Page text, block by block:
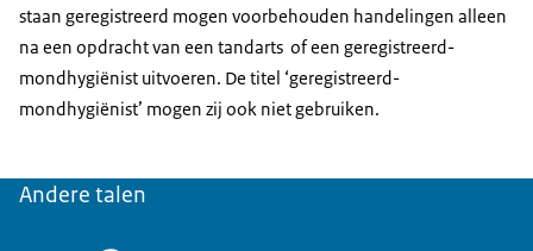
staan geregistreerd mogen voorbehouden handelingen alleen
na een opdracht van een tandarts of een geregistreerd-
mondhygiënist uitvoeren. De titel ‘geregistreerd-
mondhygiënist’ mogen zij ook niet gebruiken.
Andere talen